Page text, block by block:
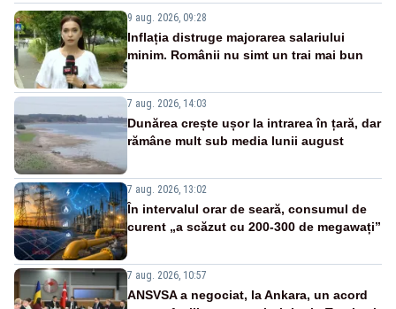
9 aug. 2026, 09:28
Inflația distruge majorarea salariului
minim. Românii nu simt un trai mai bun
7 aug. 2026, 14:03
Dunărea crește ușor la intrarea în țară, dar
rămâne mult sub media lunii august
7 aug. 2026, 13:02
În intervalul orar de seară, consumul de
curent „a scăzut cu 200-300 de megawați”
7 aug. 2026, 10:57
ANSVSA a negociat, la Ankara, un acord